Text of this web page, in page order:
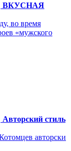
ВКУСНАЯ
во время
«мужского
Авторский стиль
авторски